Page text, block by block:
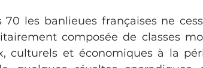
70 les banlieues françaises ne
composée de classes
culturels et économiques à la